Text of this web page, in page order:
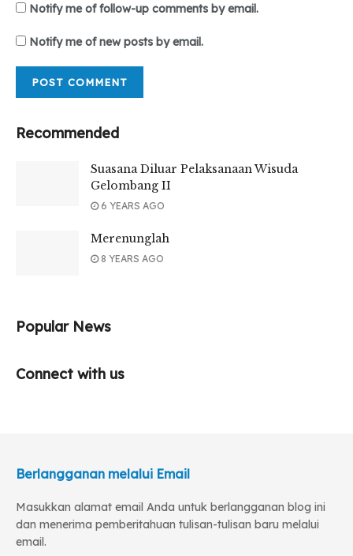
Notify me of follow-up comments by email.
Notify me of new posts by email.
Recommended
Suasana Diluar Pelaksanaan Wisuda
Gelombang II
6 YEARS AGO
Merenunglah
8 YEARS AGO
Popular News
Connect with us
Berlangganan melalui Email
Masukkan alamat email Anda untuk berlangganan blog ini
dan menerima pemberitahuan tulisan-tulisan baru melalui
email.